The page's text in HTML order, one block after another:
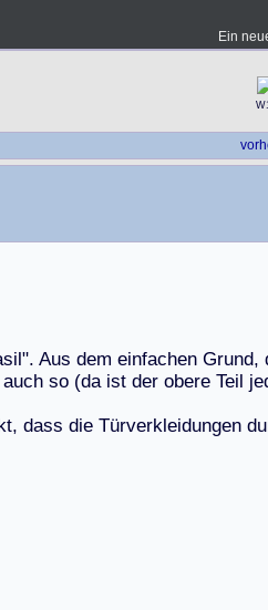
Ein
sil". Aus dem einfachen Grund,
auch so (da ist der obere Teil je
t, dass die Türverkleidungen du